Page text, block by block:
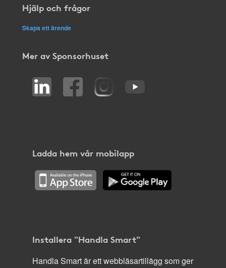
Hjälp och frågor
Skapa ett ärende
Mer av Sponsorhuset
Ladda hem vår mobilapp
Installera "Handla Smart"
Handla Smart är ett webbläsartillägg som ger